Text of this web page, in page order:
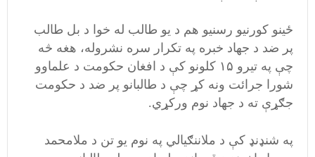
ځینو کورنیو رسنیو هم د یو طالب له خوا د بل طالب
پر ضد د جهاد خبره په تکرار سره نشروله، هغه څه
چې په تیرو ۱۵ کلونو کې د افغان حکومت د علماوو
شورا جرائت ونه کړ چې د طالبانو پر ضد د حکومت
جګړې ته د جهاد نوم ورکړي.
په شنډنډ کې د ملاننګیالي په نوم یو تن د ملامحمد